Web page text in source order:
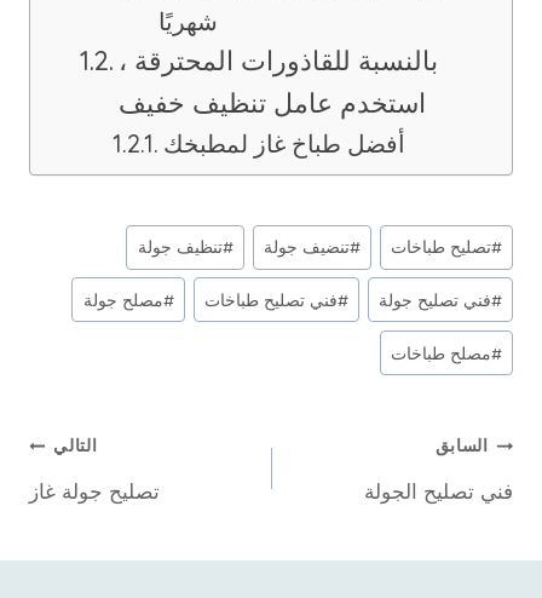
شهريًا
بالنسبة للقاذورات المحترقة ،
استخدم عامل تنظيف خفيف
أفضل طباخ غاز لمطبخك
وسوم
المقال:
#تصليح طباخات #تنضيف جولة #تنظيف جولة
#فني تصليح جولة #فني تصليح طباخات #مصلح جولة
#مصلح طباخات
تصفّح
المقالات
السابق
فني تصليح الجولة
التالي
تصليح جولة غاز